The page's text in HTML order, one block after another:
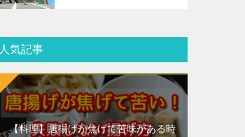
人気記事
【料理】唐揚げが焦げて苦味がある時